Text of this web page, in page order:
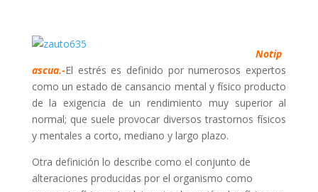
Notip
ascua.-El estrés es definido por numerosos expertos
como un estado de cansancio mental y físico producto
de la exigencia de un rendimiento muy superior al
normal; que suele provocar diversos trastornos físicos
y mentales a corto, mediano y largo plazo.
Otra definición lo describe como el conjunto de
alteraciones producidas por el organismo como